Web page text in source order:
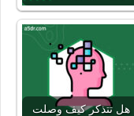
هل تتذكر كيف وصلت